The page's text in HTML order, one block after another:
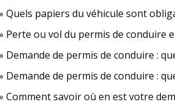
Quels papiers du véhicule sont
Perte ou vol du permis de conduire
Demande de permis de conduire :
Demande de permis de conduire :
Comment savoir où en est votre